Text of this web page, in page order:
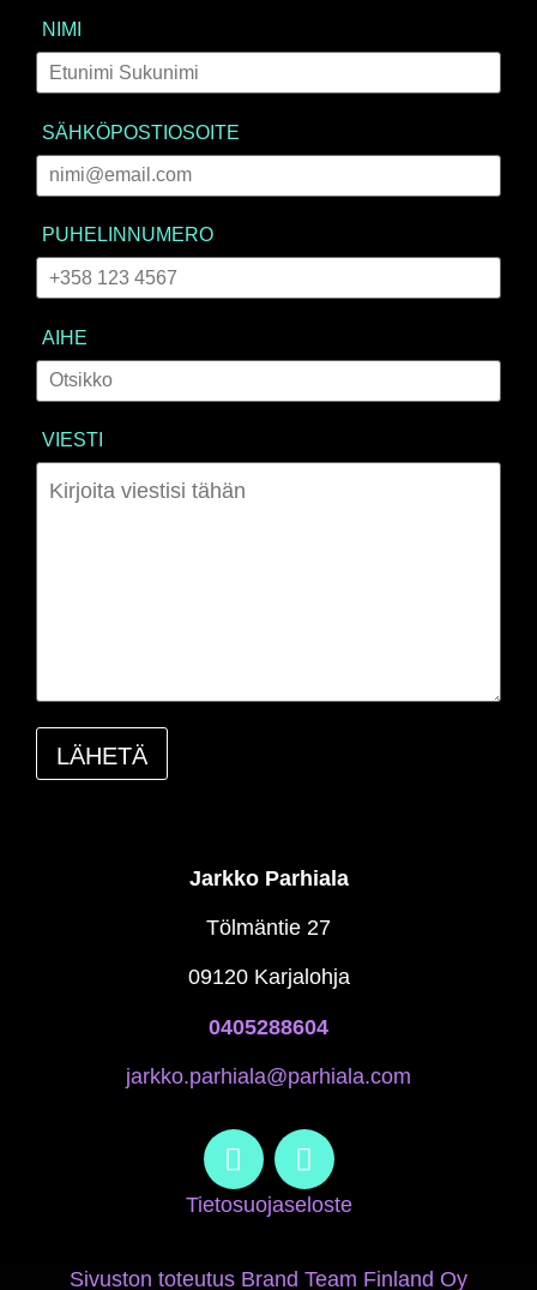
Jarkko Parhiala
Tölmäntie 27
09120 Karjalohja
0405288604
jarkko.parhiala@parhiala.com
Tietosuojaseloste
NIMI
SÄHKÖPOSTIOSOITE
PUHELINNUMERO
AIHE
VIESTI
Sivuston toteutus Brand Team Finland Oy